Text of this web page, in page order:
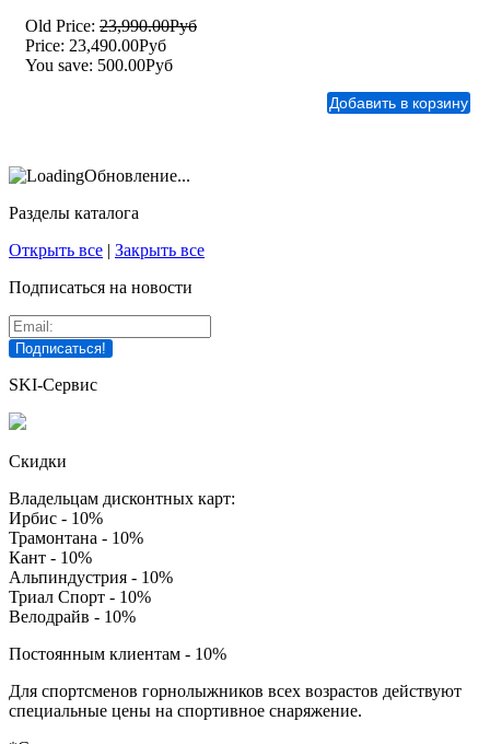
Old Price: 23,990.00Руб
Price: 23,490.00Руб
You save: 500.00Руб
Обновление...
Разделы каталога
Открыть все | Закрыть все
Подписаться на новости
SKI-Сервис
Скидки
Владельцам дисконтных карт:
Ирбис - 10%
Трамонтана - 10%
Кант - 10%
Альпиндустрия - 10%
Триал Спорт - 10%
Велодрайв - 10%
Постоянным клиентам - 10%
Для спортсменов горнолыжников всех возрастов действуют
специальные цены на спортивное снаряжение.